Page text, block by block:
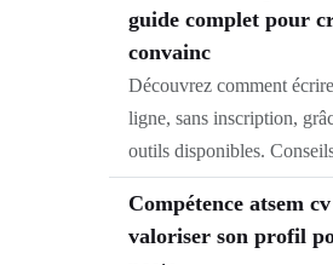
guide complet pour
convainc
Découvrez comment
ligne, sans inscription,
outils disponibles.
Compétence atsem
valoriser son profil